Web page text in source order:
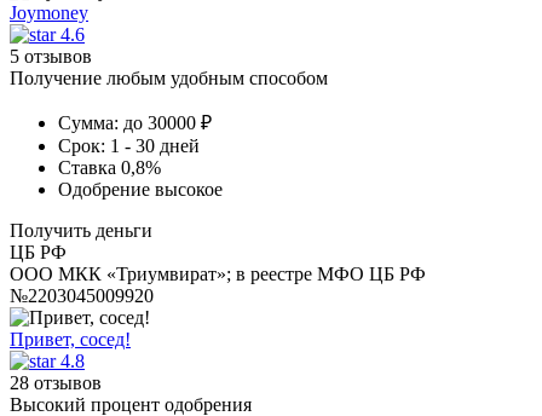
Joymoney
4.6
5 отзывов
Получение любым удобным способом
Сумма: до 30000 ₽
Срок: 1 - 30 дней
Ставка 0,8%
Одобрение высокое
Получить деньги
ЦБ РФ
ООО МКК «Триумвират»; в реестре МФО ЦБ РФ
№2203045009920
Привет, сосед!
4.8
28 отзывов
Высокий процент одобрения